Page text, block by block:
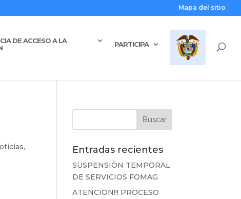
Mapa del sitio
DE ACCESO A LA
PARTICIPA
,
Entradas recientes
SUSPENSIÒN TEMPORAL
DE SERVICIOS FOMAG
ATENCION!!! PROCESO